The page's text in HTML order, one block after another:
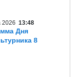
2026 13:48
Дня
8